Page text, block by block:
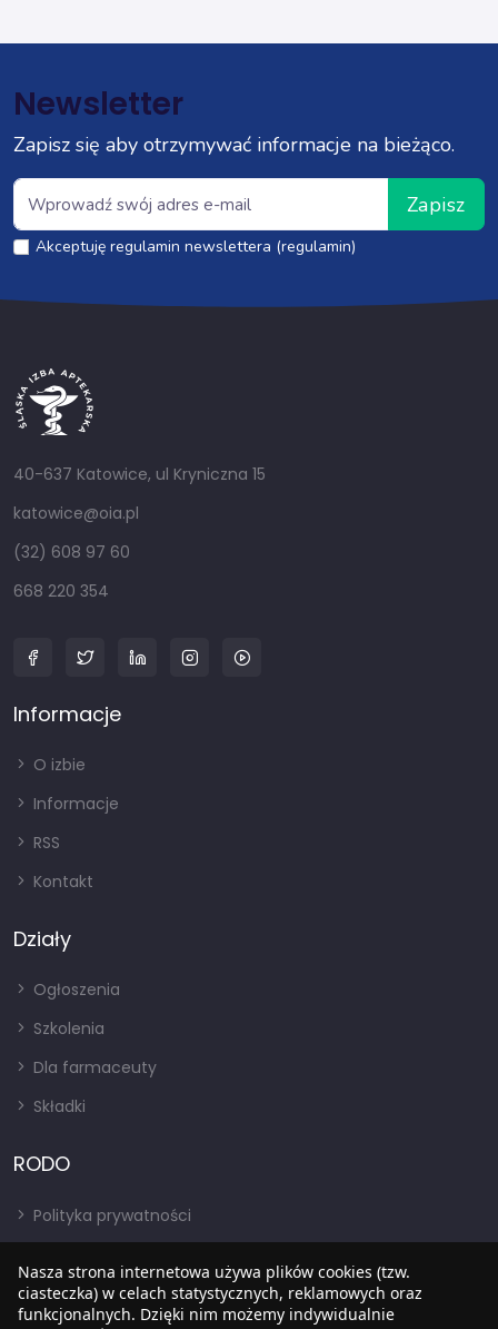
Newsletter
Zapisz się aby otrzymywać informacje na bieżąco.
Zapisz
Akceptuję regulamin newslettera (regulamin)
40-637 Katowice, ul Kryniczna 15
katowice@oia.pl
(32) 608 97 60
668 220 354
Informacje
O izbie
Informacje
RSS
Kontakt
Działy
Ogłoszenia
Szkolenia
Dla farmaceuty
Składki
RODO
Polityka prywatności
RODO
Nasza strona internetowa używa plików cookies (tzw.
ciasteczka) w celach statystycznych, reklamowych oraz
funkcjonalnych. Dzięki nim możemy indywidualnie